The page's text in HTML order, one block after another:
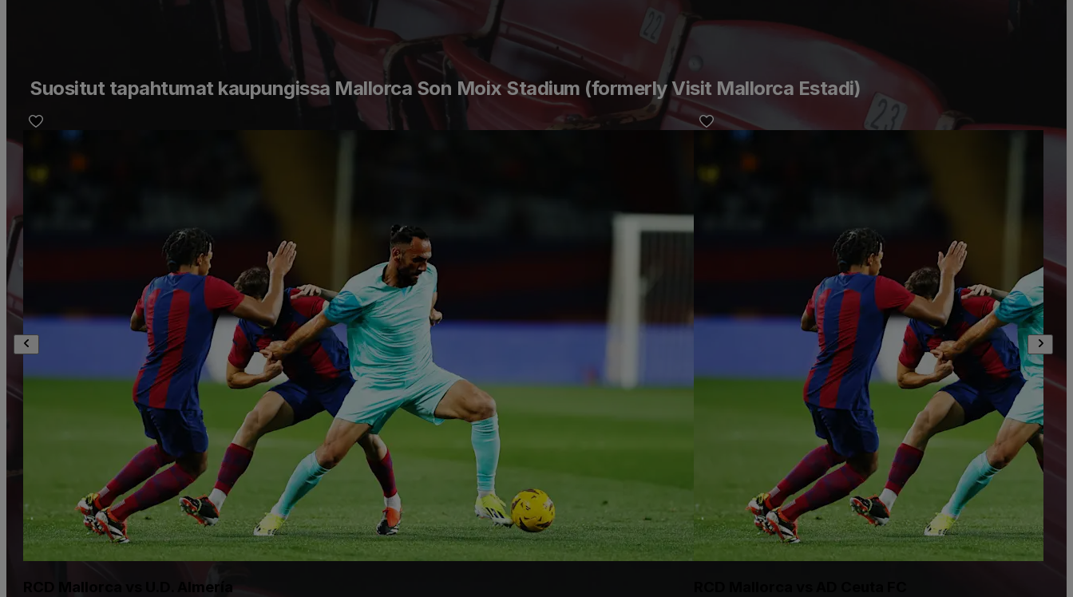
Suositut tapahtumat kaupungissa Mallorca Son Moix Stadium (formerly Visit Mallorca Estadi)
RCD Mallorca vs U.D. Almería